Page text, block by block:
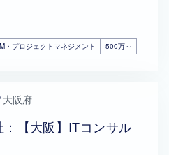
・プロジェクトマネジメント 500万～
大阪府
【大阪】ITコンサル